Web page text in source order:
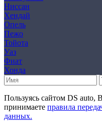
Ниссан
Хендай
Опель
Пежо
Тойота
Уаз
Фиат
Хонда
Пользуясь сайтом DS auto,
принимаете правила
данных.